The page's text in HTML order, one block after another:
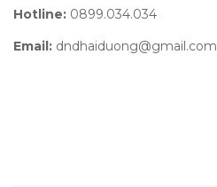
Hotline: 0899.034.034
Email: dndhaiduong@gmail.com